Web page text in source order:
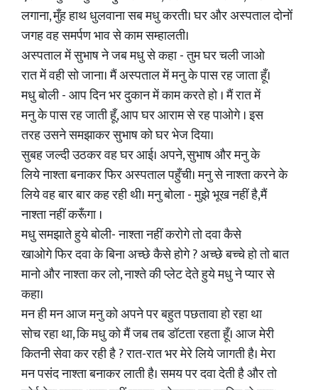
लगाना, मुँह हाथ धुलवाना सब मधु करती। घर और अस्पताल दोनों
जगह वह समर्पण भाव से काम सम्हालती।
अस्पताल में सुभाष ने जब मधु से कहा - तुम घर चली जाओ
रात में वही सो जाना। मैं अस्पताल में मनु के पास रह जाता हूँ।
मधु बोली - आप दिन भर दुकान में काम करते हो । मैं रात में
मनु के पास रह जाती हूँ, आप घर आराम से रह पाओगे । इस
तरह उसने समझाकर सुभाष को घर भेज दिया।
सुबह जल्दी उठकर वह घर आई। अपने, सुभाष और मनु के
लिये नाश्ता बनाकर फिर अस्पताल पहुँची। मनु से नाश्ता करने के
लिये वह बार बार कह रही थी। मनु बोला - मुझे भूख नहीं है,मैं
नाश्ता नहीं करूँगा ।
मधु समझाते हुये बोली- नाश्ता नहीं करोगे तो दवा कैसे
खाओगे फिर दवा के बिना अच्छे कैसे होगे ? अच्छे बच्चे हो तो बात
मानो और नाश्ता कर लो, नाश्ते की प्लेट देते हुये मधु ने प्यार से
कहा।
मन ही मन आज मनु को अपने पर बहुत पछतावा हो रहा था
सोच रहा था, कि मधु को मैं जब तब डॉटता रहता हूँ। आज मेरी
कितनी सेवा कर रही है ? रात-रात भर मेरे लिये जागती है। मेरा
मन पसंद नाश्ता बनाकर लाती है। समय पर दवा देती है और तो